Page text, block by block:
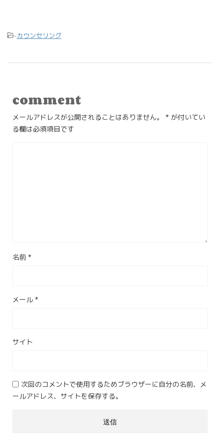
-カウンセリング
comment
メールアドレスが公開されることはありません。 * が付いてい
る欄は必須項目です
名前 *
メール *
サイト
次回のコメントで使用するためブラウザーに自分の名前、メ
ールアドレス、サイトを保存する。